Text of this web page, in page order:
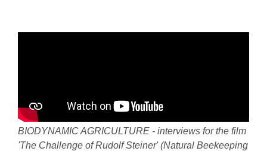
BIODYNAMIC AGRICULTURE - interviews for the film
'The Challenge of Rudolf Steiner' (Natural Beekeeping